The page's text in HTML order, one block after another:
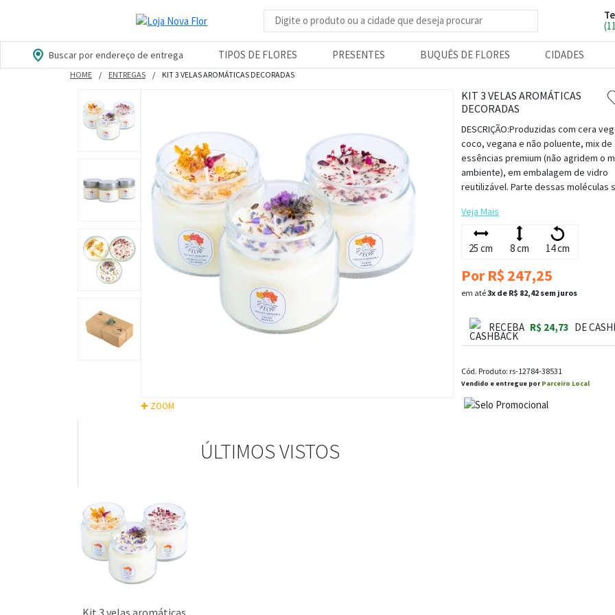
Busca de produtos
Buscar por endereço de entrega TIPOS DE FLORES PRESENTES BUQUÊS DE FLORES CIDADES
HOME ENTREGAS KIT 3 VELAS AROMÁTICAS DECORADAS
✚ ZOOM
KIT 3 VELAS AROMÁTICAS
DECORADAS
DESCRIÇÃO:Produzidas com cera
coco, vegana e não poluente, mix de
essências premium (não agridem o
ambiente), em embalagem de vidro
reutilizável. Parte dessas moléculas
Veja Mais
25 cm 8 cm 14 cm
Por R$ 247,25
em até3x de R$ 82,42 sem juros
RECEBA R$ 24,73 DE
Cód. Produto: rs-12784-38531
Vendido e entregue porParceiro Local
ÚLTIMOS VISTOS
Kit 3 velas aromáticas